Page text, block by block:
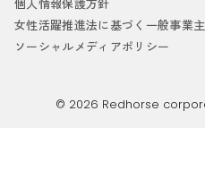
女性活躍推進法に基づく一般事業
ソーシャルメディアポリシー
© 2026 Redhorse